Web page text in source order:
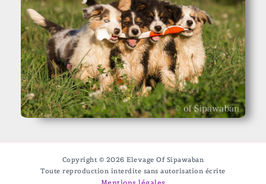
Copyright © 2026 Elevage Of Sipawaban
Toute reproduction interdite sans autorisation écrite